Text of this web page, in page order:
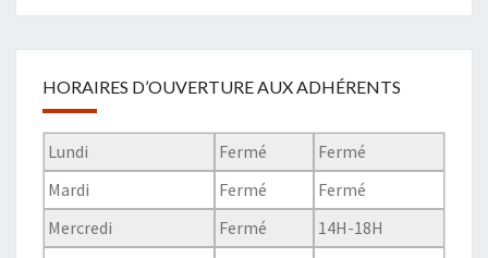
HORAIRES D’OUVERTURE AUX ADHÉRENTS
Lundi Fermé
Fermé
Mardi
Fermé
Fermé
Mercredi
Fermé
14H-18H